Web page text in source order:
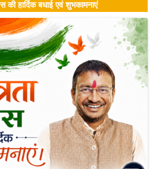
की हार्दिक बधाई एवं शुभकामनाएं